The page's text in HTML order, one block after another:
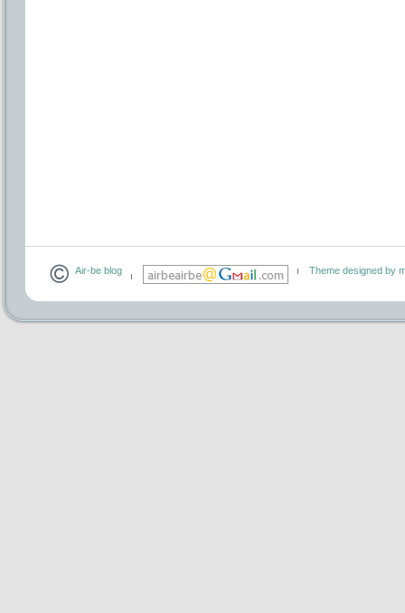
Air-be blog Theme designed by